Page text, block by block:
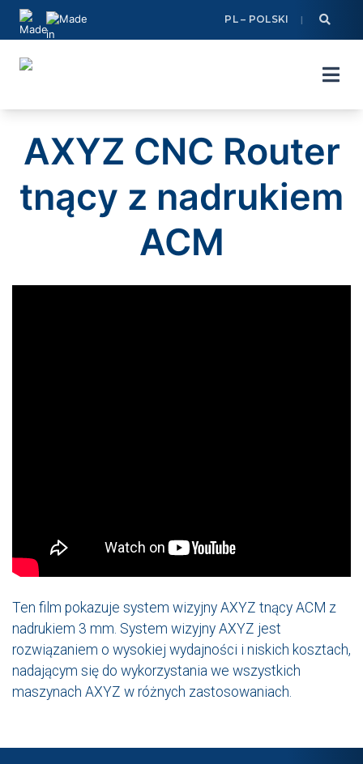
Skip
content
PL – POLSKI
AXYZ CNC Router
tnący z nadrukiem
ACM
Ten film pokazuje system wizyjny AXYZ tnący ACM z
nadrukiem 3 mm. System wizyjny AXYZ jest
rozwiązaniem o wysokiej wydajności i niskich kosztach,
nadającym się do wykorzystania we wszystkich
maszynach AXYZ w różnych zastosowaniach.